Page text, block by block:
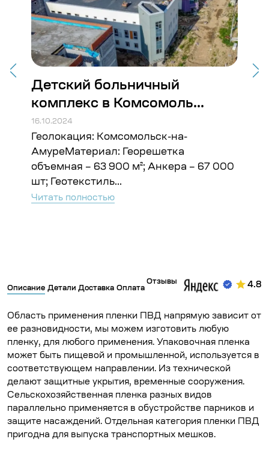
Детский больничный
комплекс в Комсомоль...
16.10.2024
Геолокация: Комсомольск-на-
АмуреМатериал: Георешетка
объемная – 63 900 м²; Анкера – 67 000
шт; Геотекстиль...
Читать полностью
Описание Детали Доставка Оплата
Отзывы 4.8
Область применения пленки ПВД напрямую зависит от
ее разновидности, мы можем изготовить любую
пленку, для любого применения. Упаковочная пленка
может быть пищевой и промышленной, используется в
соответствующем направлении. Из технической
делают защитные укрытия, временные сооружения.
Сельскохозяйственная пленка разных видов
параллельно применяется в обустройстве парников и
защите насаждений. Отдельная категория пленки ПВД
пригодна для выпуска транспортных мешков.